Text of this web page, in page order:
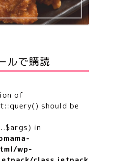
ルで購読
of
should be
in
wp-